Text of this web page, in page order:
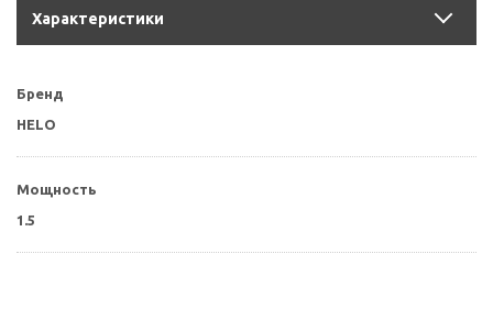
Характеристики
Бренд
HELO
Мощность
1.5